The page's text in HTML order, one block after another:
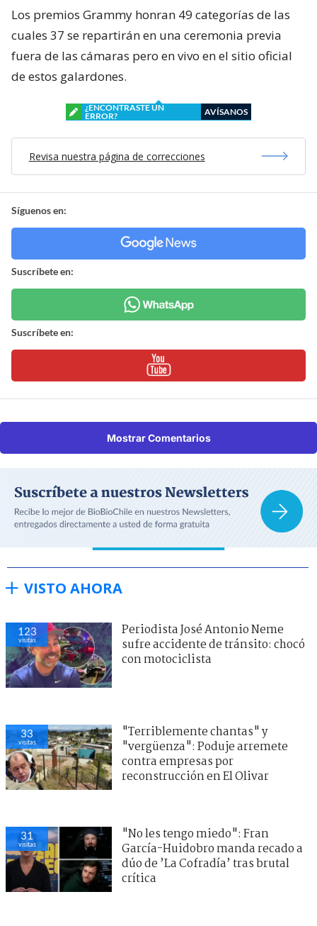
Los premios Grammy honran 49 categorías de las
cuales 37 se repartirán en una ceremonia previa
fuera de las cámaras pero en vivo en el sitio oficial
de estos galardones.
¿ENCONTRASTE UN
ERROR?
AVÍSANOS
Revisa nuestra página de correcciones
Síguenos en:
Suscríbete en:
Suscríbete en:
Mostrar Comentarios
VISTO AHORA
123
visitas
Periodista José Antonio Neme
sufre accidente de tránsito: chocó
con motociclista
33
visitas
"Terriblemente chantas" y
"vergüenza": Poduje arremete
contra empresas por
reconstrucción en El Olivar
31
visitas
"No les tengo miedo": Fran
García-Huidobro manda recado a
dúo de ’La Cofradía’ tras brutal
crítica